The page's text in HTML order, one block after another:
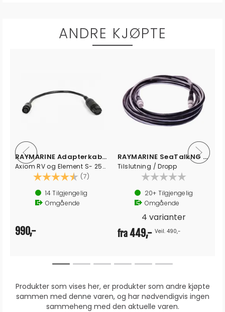
ANDRE KJØPTE
RAYMARINE Adapterkabel CPT Givere
Axiom RV og Element S- 25-pin til 9-pin
Karakter: (7) 4.9 av 5 mulige
14Tilgjengelig
Omgående
990,-
RAYMARINE SeaTalkNG Spurkabel
Tilslutning / Dropp
20+ Tilgjengelig
Omgående
4 varianter
fra449,- Veil. 490,-
Produkter som vises her, er produkter som andre kjøpte
sammen med denne varen, og har nødvendigvis ingen
sammeheng med den aktuelle varen.